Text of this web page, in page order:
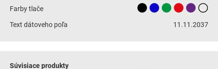
Farby tlače
Text dátoveho poľa 11.11.2037
Súvisiace produkty